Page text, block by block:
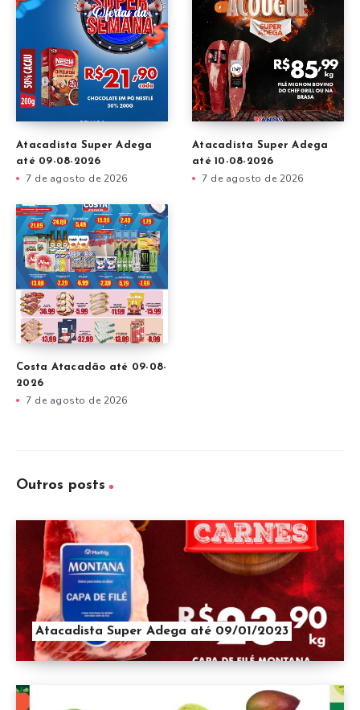
Atacadista Super Adega
até 09-08-2026
7 de agosto de 2026
Atacadista Super Adega
até 10-08-2026
7 de agosto de 2026
Costa Atacadão até 09-08-
2026
7 de agosto de 2026
Outros posts
Atacadista Super Adega até 09/01/2023